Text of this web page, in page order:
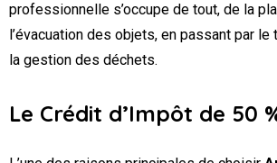
professionnelle s’occupe de tout, de la
l’évacuation des objets, en passant par
la gestion des déchets.
Le Crédit d’Impôt de 50